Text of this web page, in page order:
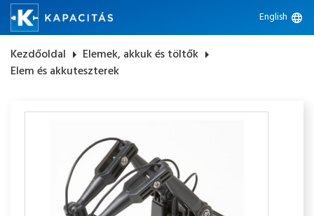
English language
Kezdőoldal arrow_right Elemek, akkuk és töltők arrow_right
Elem és akkuteszterek